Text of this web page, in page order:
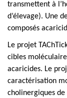
transmettent à
d’élevage). Une
composés
Le projet
cibles
acaricides. Le
caractérisation
cholinergiques